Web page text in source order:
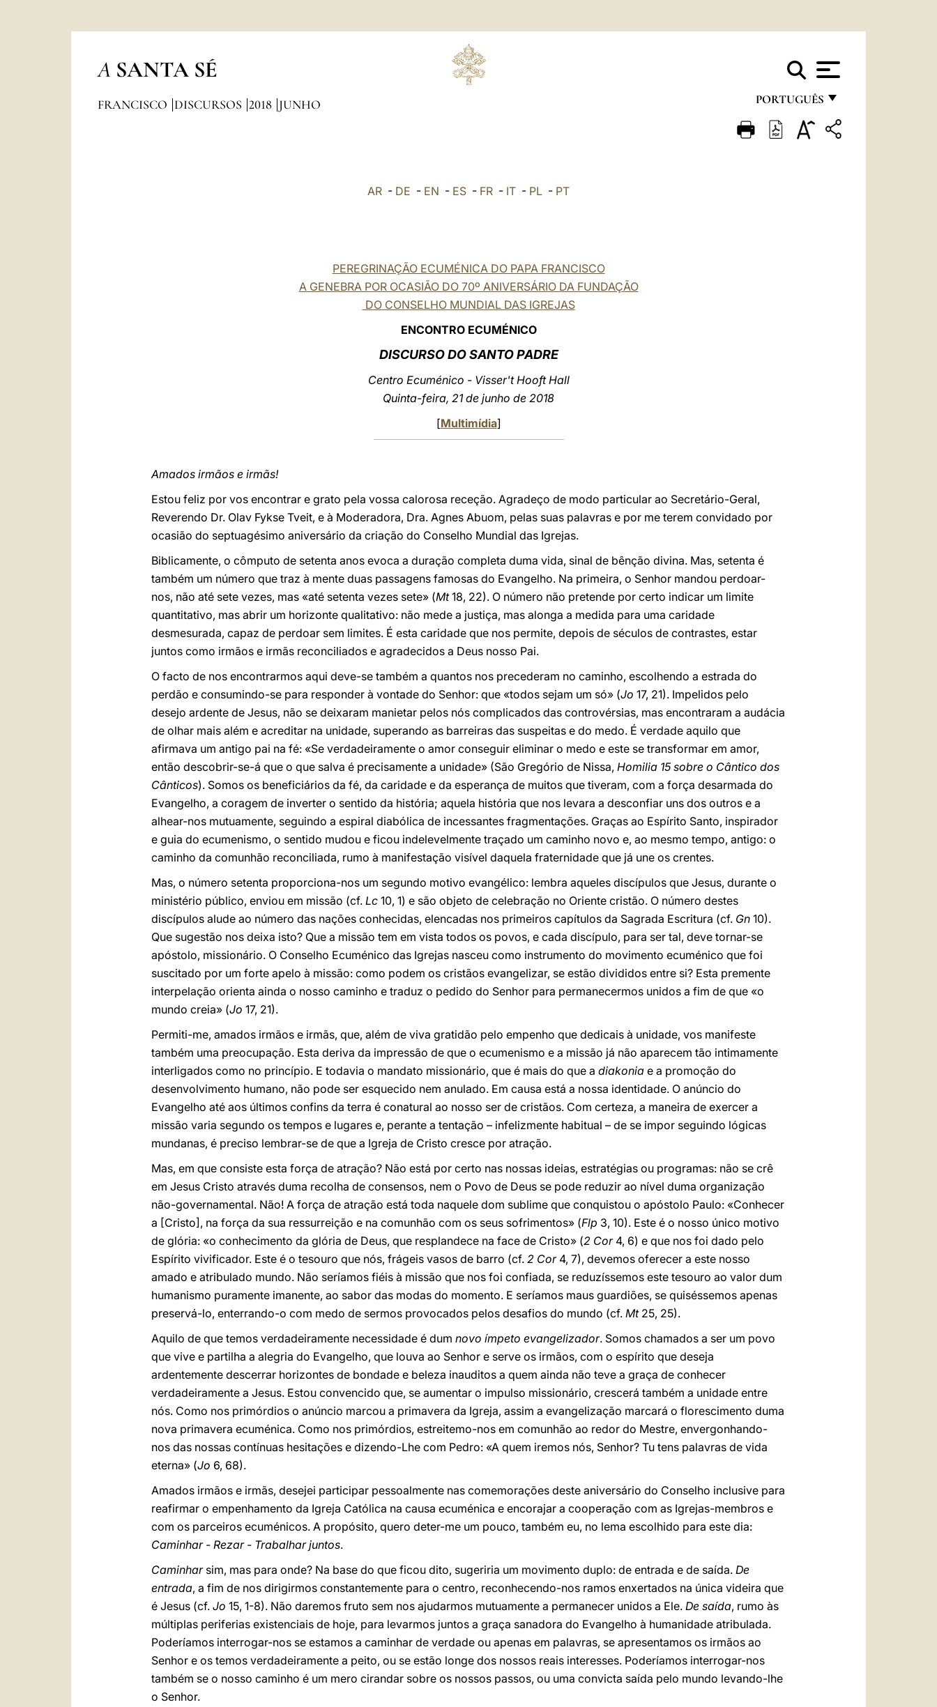
A SANTA SÉ
PORTUGUÊS
FRANÇAIS
FRANCISCO DISCURSOS 2018 JUNHO
AR - DE - EN - ES - FR - IT - PL - PT
PEREGRINAÇÃO ECUMÉNICA DO PAPA FRANCISCO
A GENEBRA POR OCASIÃO DO 70º ANIVERSÁRIO DA FUNDAÇÃO
DO CONSELHO MUNDIAL DAS IGREJAS
ENCONTRO ECUMÉNICO
DISCURSO DO SANTO PADRE
Centro Ecuménico - Visser't Hooft Hall
Quinta-feira, 21 de junho de 2018
[Multimídia]
Amados irmãos e irmãs!
Estou feliz por vos encontrar e grato pela vossa calorosa receção. Agradeço de modo particular ao Secretário-Geral,
Reverendo Dr. Olav Fykse Tveit, e à Moderadora, Dra. Agnes Abuom, pelas suas palavras e por me terem convidado por
ocasião do septuagésimo aniversário da criação do Conselho Mundial das Igrejas.
Biblicamente, o cômputo de setenta anos evoca a duração completa duma vida, sinal de bênção divina. Mas, setenta é
também um número que traz à mente duas passagens famosas do Evangelho. Na primeira, o Senhor mandou perdoar-
nos, não até sete vezes, mas «até setenta vezes sete» (Mt18, 22). O número não pretende por certo indicar um limite
quantitativo, mas abrir um horizonte qualitativo: não mede a justiça, mas alonga a medida para uma caridade
desmesurada, capaz de perdoar sem limites. É esta caridade que nos permite, depois de séculos de contrastes, estar
juntos como irmãos e irmãs reconciliados e agradecidos a Deus nosso Pai.
O facto de nos encontrarmos aqui deve-se também a quantos nos precederam no caminho, escolhendo a estrada do
perdão e consumindo-se para responder à vontade do Senhor: que «todos sejam um só» (Jo 17, 21). Impelidos pelo
desejo ardente de Jesus, não se deixaram manietar pelos nós complicados das controvérsias, mas encontraram a audácia
de olhar mais além e acreditar na unidade, superando as barreiras das suspeitas e do medo. É verdade aquilo que
afirmava um antigo pai na fé: «Se verdadeiramente o amor conseguir eliminar o medo e este se transformar em amor,
então descobrir-se-á que o que salva é precisamente a unidade» (São Gregório de Nissa, Homilia 15 sobre o Cântico dos
Cânticos). Somos os beneficiários da fé, da caridade e da esperança de muitos que tiveram, com a força desarmada do
Evangelho, a coragem de inverter o sentido da história; aquela história que nos levara a desconfiar uns dos outros e a
alhear-nos mutuamente, seguindo a espiral diabólica de incessantes fragmentações. Graças ao Espírito Santo, inspirador
e guia do ecumenismo, o sentido mudou e ficou indelevelmente traçado um caminho novo e, ao mesmo tempo, antigo: o
caminho da comunhão reconciliada, rumo à manifestação visível daquela fraternidade que já une os crentes.
Mas, o número setenta proporciona-nos um segundo motivo evangélico: lembra aqueles discípulos que Jesus, durante o
ministério público, enviou em missão (cf. Lc 10, 1) e são objeto de celebração no Oriente cristão. O número destes
discípulos alude ao número das nações conhecidas, elencadas nos primeiros capítulos da Sagrada Escritura (cf. Gn 10).
Que sugestão nos deixa isto? Que a missão tem em vista todos os povos, e cada discípulo, para ser tal, deve tornar-se
apóstolo, missionário. O Conselho Ecuménico das Igrejas nasceu como instrumento do movimento ecuménico que foi
suscitado por um forte apelo à missão: como podem os cristãos evangelizar, se estão divididos entre si? Esta premente
interpelação orienta ainda o nosso caminho e traduz o pedido do Senhor para permanecermos unidos a fim de que «o
mundo creia» (Jo 17, 21).
Permiti-me, amados irmãos e irmãs, que, além de viva gratidão pelo empenho que dedicais à unidade, vos manifeste
também uma preocupação. Esta deriva da impressão de que o ecumenismo e a missão já não aparecem tão intimamente
interligados como no princípio. E todavia o mandato missionário, que é mais do que a diakonia e a promoção do
desenvolvimento humano, não pode ser esquecido nem anulado. Em causa está a nossa identidade. O anúncio do
Evangelho até aos últimos confins da terra é conatural ao nosso ser de cristãos. Com certeza, a maneira de exercer a
missão varia segundo os tempos e lugares e, perante a tentação – infelizmente habitual – de se impor seguindo lógicas
mundanas, é preciso lembrar-se de que a Igreja de Cristo cresce por atração.
Mas, em que consiste esta força de atração? Não está por certo nas nossas ideias, estratégias ou programas: não se crê
em Jesus Cristo através duma recolha de consensos, nem o Povo de Deus se pode reduzir ao nível duma organização
não-governamental. Não! A força de atração está toda naquele dom sublime que conquistou o apóstolo Paulo: «Conhecer
a [Cristo], na força da sua ressurreição e na comunhão com os seus sofrimentos» (Flp 3, 10). Este é o nosso único motivo
de glória: «o conhecimento da glória de Deus, que resplandece na face de Cristo» (2 Cor4, 6) e que nos foi dado pelo
Espírito vivificador. Este é o tesouro que nós, frágeis vasos de barro (cf. 2 Cor4, 7), devemos oferecer a este nosso
amado e atribulado mundo. Não seríamos fiéis à missão que nos foi confiada, se reduzíssemos este tesouro ao valor dum
humanismo puramente imanente, ao sabor das modas do momento. E seríamos maus guardiões, se quiséssemos apenas
preservá-lo, enterrando-o com medo de sermos provocados pelos desafios do mundo (cf. Mt25, 25).
Aquilo de que temos verdadeiramente necessidade é dum novo ímpeto evangelizador. Somos chamados a ser um povo
que vive e partilha a alegria do Evangelho, que louva ao Senhor e serve os irmãos, com o espírito que deseja
ardentemente descerrar horizontes de bondade e beleza inauditos a quem ainda não teve a graça de conhecer
verdadeiramente a Jesus. Estou convencido que, se aumentar o impulso missionário, crescerá também a unidade entre
nós. Como nos primórdios o anúncio marcou a primavera da Igreja, assim a evangelização marcará o florescimento duma
nova primavera ecuménica. Como nos primórdios, estreitemo-nos em comunhão ao redor do Mestre, envergonhando-
nos das nossas contínuas hesitações e dizendo-Lhe com Pedro: «A quem iremos nós, Senhor? Tu tens palavras de vida
eterna» (Jo 6, 68).
Amados irmãos e irmãs, desejei participar pessoalmente nas comemorações deste aniversário do Conselho inclusive para
reafirmar o empenhamento da Igreja Católica na causa ecuménica e encorajar a cooperação com as Igrejas-membros e
com os parceiros ecuménicos. A propósito, quero deter-me um pouco, também eu, no lema escolhido para este dia:
Caminhar - Rezar - Trabalhar juntos.
Caminharsim, mas para onde? Na base do que ficou dito, sugeriria um movimento duplo: de entrada e de saída. De
entrada, a fim de nos dirigirmos constantemente para o centro, reconhecendo-nos ramos enxertados na única videira que
é Jesus (cf. Jo 15, 1-8). Não daremos fruto sem nos ajudarmos mutuamente a permanecer unidos a Ele. De saída, rumo às
múltiplas periferias existenciais de hoje, para levarmos juntos a graça sanadora do Evangelho à humanidade atribulada.
Poderíamos interrogar-nos se estamos a caminhar de verdade ou apenas em palavras, se apresentamos os irmãos ao
Senhor e os temos verdadeiramente a peito, ou se estão longe dos nossos reais interesses. Poderíamos interrogar-nos
também se o nosso caminho é um mero cirandar sobre os nossos passos, ou uma convicta saída pelo mundo levando-lhe
o Senhor.